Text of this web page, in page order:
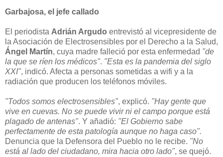
Garbajosa, el jefe callado
El periodista Adrián Argudo entrevistó al vicepresidente de
la Asociación de Electrosensibles por el Derecho a la Salud,
Ángel Martín, cuya madre falleció por esta enfermedad "de
la que se ríen los médicos". "Esta es la pandemia del siglo
XXI", indicó. Afecta a personas sometidas a wifi y a la
radiación que producen los teléfonos móviles.
"Todos somos electrosensibles", explicó. "Hay gente que
vive en cuevas. No se puede vivir ni el campo porque está
plagado de antenas". Y añadió: "El Gobierno sabe
perfectamente de esta patología aunque no haga caso".
Denuncia que la Defensora del Pueblo no le recibe. "No
está al lado del ciudadano, mira hacia otro lado", se quejó.